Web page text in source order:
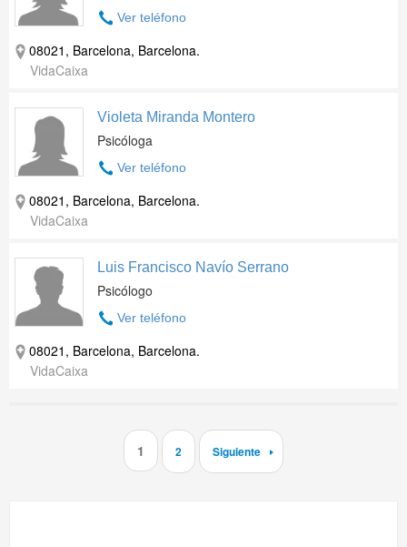
Ver teléfono
08021, Barcelona, Barcelona.
VidaCaixa
Violeta Miranda Montero
Psicóloga
Ver teléfono
08021, Barcelona, Barcelona.
VidaCaixa
Luis Francisco Navío Serrano
Psicólogo
Ver teléfono
08021, Barcelona, Barcelona.
VidaCaixa
1 2 Siguiente